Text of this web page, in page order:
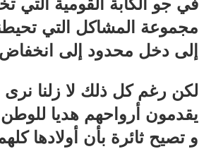
في جو الكآبة القومية التي
مجموعة المشاكل التي
إلى دخل محدود إلى
لكن رغم كل ذلك لا زلنا نرى
يقدمون أرواحهم هديا
و تصيح ثائرة بأن أولادها